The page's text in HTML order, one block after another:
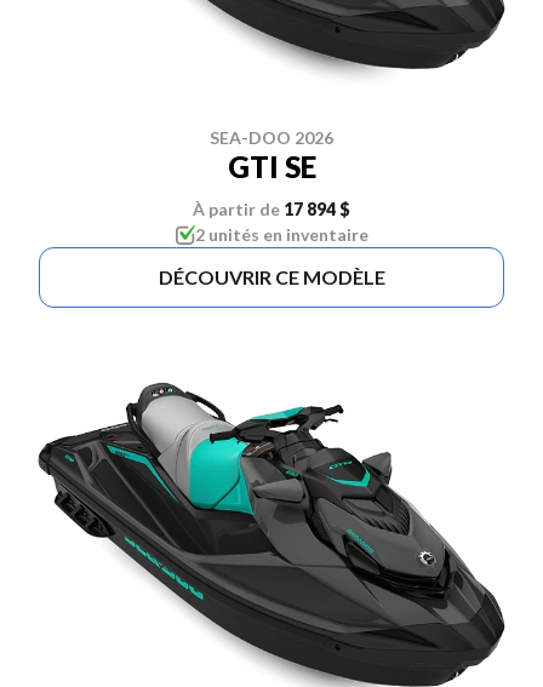
SEA-DOO 2026
GTI SE
À partir de 17 894 $
2 unités en inventaire
DÉCOUVRIR CE MODÈLE